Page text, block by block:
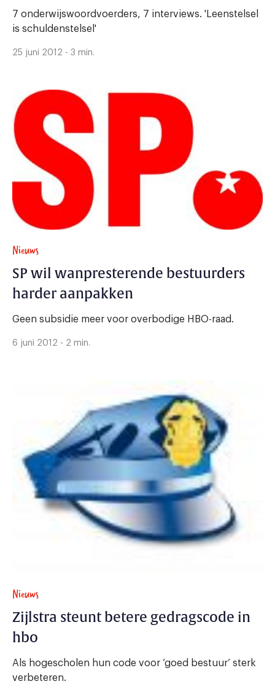
7 onderwijswoordvoerders, 7 interviews. 'Leenstelsel
is schuldenstelsel'
25 juni 2012 - 3 min.
Nieuws
SP wil wanpresterende bestuurders
harder aanpakken
Geen subsidie meer voor overbodige HBO-raad.
6 juni 2012 - 2 min.
Nieuws
Zijlstra steunt betere gedragscode in
hbo
Als hogescholen hun code voor ‘goed bestuur’ sterk
verbeteren.